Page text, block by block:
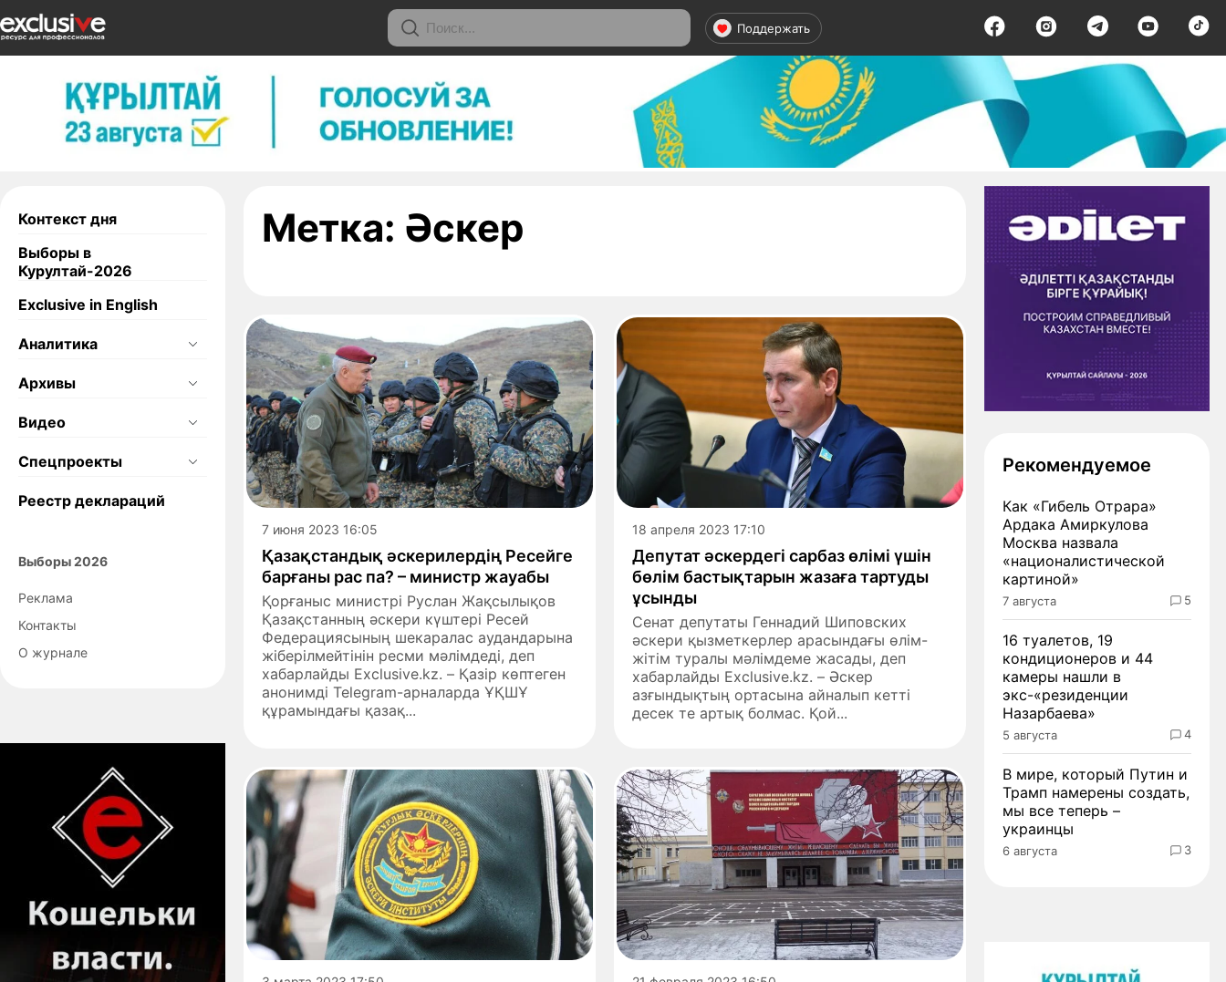
Поддержать
Контекст дня
Выборы в
Курултай-2026
Exclusive in English
Аналитика
Архивы
Видео
Спецпроекты
Реестр деклараций
Выборы 2026
Реклама
Контакты
О журнале
Метка: Әскер
7 июня 2023 16:05
Қазақстандық әскерилердің Ресейге
барғаны рас па? – министр жауабы
Қорғаныс министрі Руслан Жақсылықов
Қазақстанның әскери күштері Ресей
Федерациясының шекаралас аудандарына
жіберілмейтінін ресми мәлімдеді, деп
хабарлайды Exclusive.kz. – Қазір көптеген
анонимді Telegram-арналарда ҰҚШҰ
құрамындағы қазақ...
18 апреля 2023 17:10
Депутат әскердегі сарбаз өлімі үшін
бөлім бастықтарын жазаға тартуды
ұсынды
Сенат депутаты Геннадий Шиповских
әскери қызметкерлер арасындағы өлім-
жітім туралы мәлімдеме жасады, деп
хабарлайды Exclusive.kz. – Әскер
азғындықтың ортасына айналып кетті
десек те артық болмас. Қой...
Рекомендуемое
Как «Гибель Отрара»
Ардака Амиркулова
Москва назвала
«националистической
картиной»
7 августа 5
16 туалетов, 19
кондиционеров и 44
камеры нашли в
экс-«резиденции
Назарбаева»
5 августа 4
В мире, который Путин и
Трамп намерены создать,
мы все теперь –
украинцы
6 августа 3